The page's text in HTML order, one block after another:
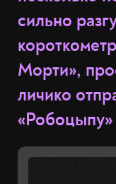
сильно
Морти»,
личико
«Робоцыпу»